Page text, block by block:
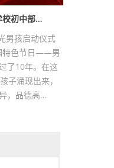
初中部…
男孩启动仪式
特色节日——男
了10年。在这
子涌现出来，
，品德高…